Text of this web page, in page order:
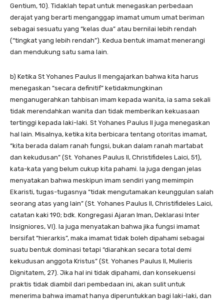
Gentium, 10). Tidaklah tepat untuk menegaskan perbedaan
derajat yang berarti menganggap imamat umum umat beriman
sebagai sesuatu yang “kelas dua” atau bernilai lebih rendah
(“tingkat yang lebih rendah”). Kedua bentuk imamat menerangi
dan mendukung satu sama lain.
b) Ketika St Yohanes Paulus II mengajarkan bahwa kita harus
menegaskan “secara definitif” ketidakmungkinan
menganugerahkan tahbisan imam kepada wanita, ia sama sekali
tidak merendahkan wanita dan tidak memberikan kekuasaan
tertinggi kepada laki-laki. St Yohanes Paulus II juga menegaskan
hal lain. Misalnya, ketika kita berbicara tentang otoritas imamat,
“kita berada dalam ranah fungsi, bukan dalam ranah martabat
dan kekudusan” (St. Yohanes Paulus II, Christifideles Laici, 51),
kata-kata yang belum cukup kita pahami. Ia juga dengan jelas
menyatakan bahwa meskipun imam sendiri yang memimpin
Ekaristi, tugas-tugasnya “tidak mengutamakan keunggulan salah
seorang atas yang lain” (St. Yohanes Paulus II, Christifideles Laici,
catatan kaki 190; bdk. Kongregasi Ajaran Iman, Deklarasi Inter
Insigniores, VI). Ia juga menyatakan bahwa jika fungsi imamat
bersifat “hierarkis”, maka imamat tidak boleh dipahami sebagai
suatu bentuk dominasi tetapi “diarahkan secara total demi
kekudusan anggota Kristus” (St. Yohanes Paulus II, Mulieris
Dignitatem, 27). Jika hal ini tidak dipahami, dan konsekuensi
praktis tidak diambil dari pembedaan ini, akan sulit untuk
menerima bahwa imamat hanya diperuntukkan bagi laki-laki, dan